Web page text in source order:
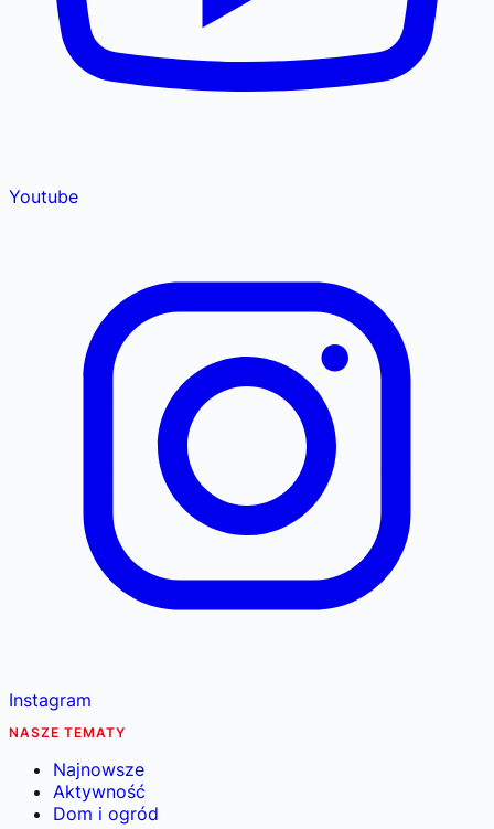
Youtube
Instagram
NASZE TEMATY
Najnowsze
Aktywność
Dom i ogród